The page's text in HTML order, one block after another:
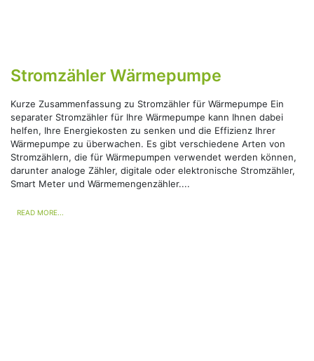
Stromzähler Wärmepumpe
Kurze Zusammenfassung zu Stromzähler für Wärmepumpe Ein
separater Stromzähler für Ihre Wärmepumpe kann Ihnen dabei
helfen, Ihre Energiekosten zu senken und die Effizienz Ihrer
Wärmepumpe zu überwachen. Es gibt verschiedene Arten von
Stromzählern, die für Wärmepumpen verwendet werden können,
darunter analoge Zähler, digitale oder elektronische Stromzähler,
Smart Meter und Wärmemengenzähler....
READ MORE...